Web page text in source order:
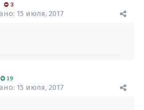
3
15 июля, 2017
19
15 июля, 2017